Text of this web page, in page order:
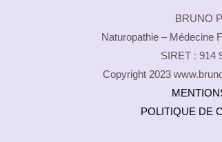
BRUNO
Naturopathie – Médecine
SIRET : 914
Copyright 2023
POLITIQUE DE